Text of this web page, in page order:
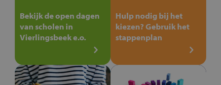
Bekijk de open dagen
van scholen in
Vierlingsbeek e.o.
Hulp nodig bij het
kiezen? Gebruik het
stappenplan